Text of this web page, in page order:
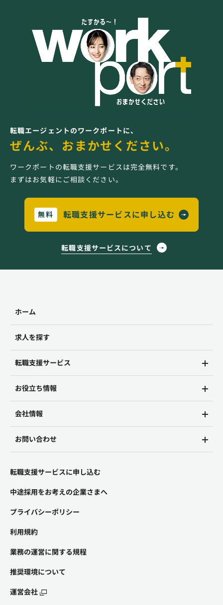
転職エージェントのワークポートに、
ぜんぶ、おまかせください。
ワークポートの転職支援サービスは完全無料です。
まずはお気軽にご相談ください。
無料 転職支援サービスに申し込む
転職支援サービスについて
ホーム
求人を探す
転職支援サービス
お役立ち情報
会社情報
お問い合わせ
転職支援サービスに申し込む
中途採用をお考えの企業さまへ
プライバシーポリシー
利用規約
業務の運営に関する規程
推奨環境について
運営会社